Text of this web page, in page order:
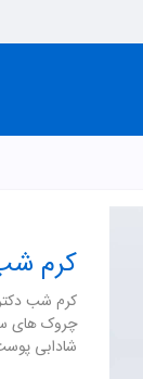
کرم
کرم شب
چروک های
شادابی